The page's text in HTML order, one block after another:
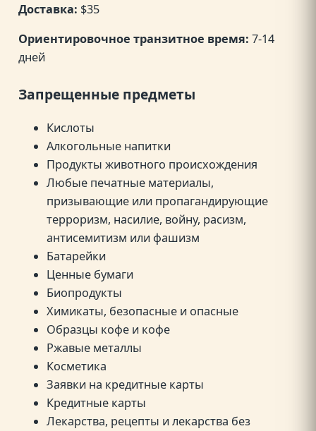
Доставка: $35
Ориентировочное транзитное время:7-14
дней
Запрещенные предметы
Кислоты
Алкогольные напитки
Продукты животного происхождения
Любые печатные материалы,
призывающие или пропагандирующие
терроризм, насилие, войну, расизм,
антисемитизм или фашизм
Батарейки
Ценные бумаги
Биопродукты
Химикаты, безопасные и опасные
Образцы кофе и кофе
Ржавые металлы
Косметика
Заявки на кредитные карты
Кредитные карты
Лекарства, рецепты и лекарства без